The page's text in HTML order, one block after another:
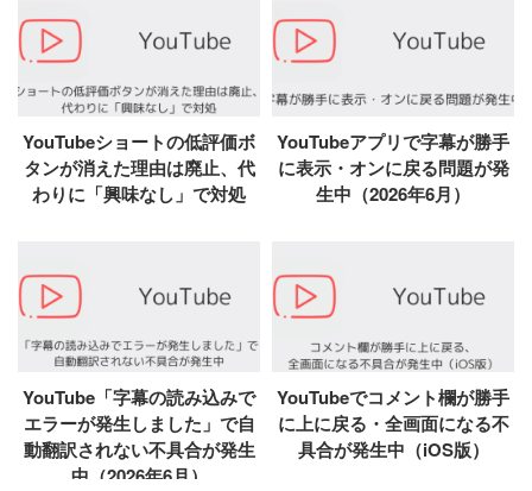
YouTubeショートの低評価ボ
タンが消えた理由は廃止、代
わりに「興味なし」で対処
YouTubeアプリで字幕が勝手
に表示・オンに戻る問題が発
生中（2026年6月）
YouTube「字幕の読み込みで
エラーが発生しました」で自
動翻訳されない不具合が発生
中（2026年6月）
YouTubeでコメント欄が勝手
に上に戻る・全画面になる不
具合が発生中（iOS版）